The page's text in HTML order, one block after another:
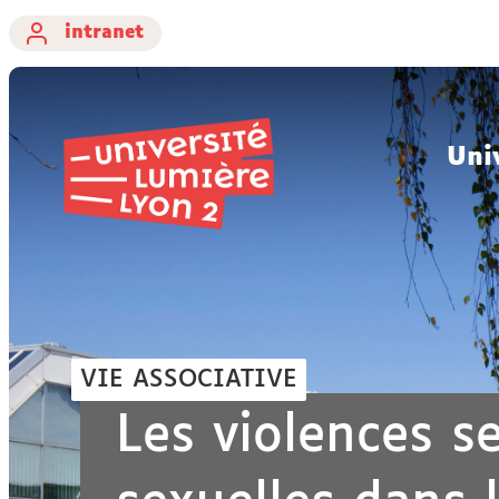
intranet
VIE ASSOCIATIVE
Les violences